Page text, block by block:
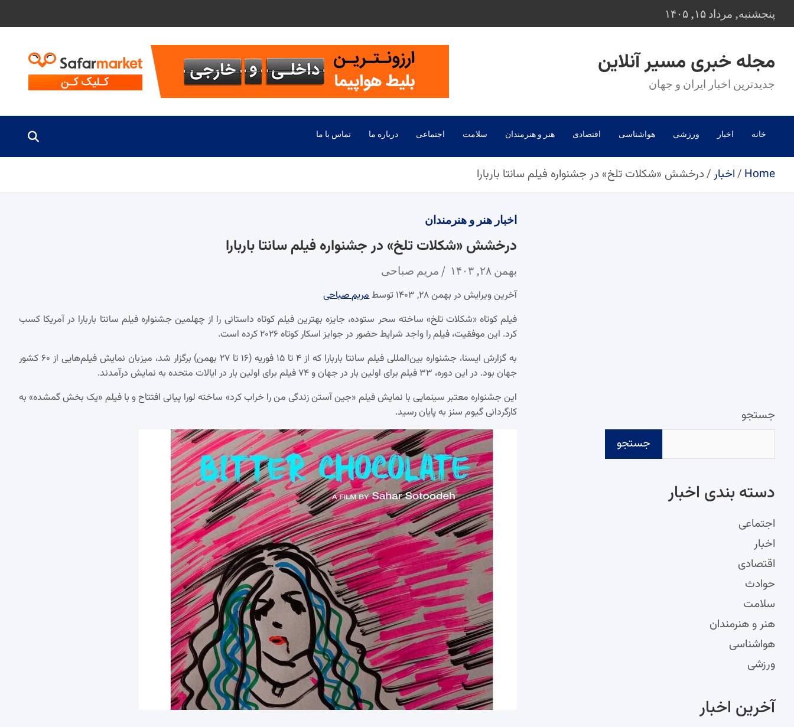
to
پنجشنبه, مرداد ۱۵, ۱۴۰۵
مجله خبری مسیر آنلاین
جدیدترین اخبار ایران و جهان
خانه اخبار ورزشی هواشناسی اقتصادی هنر و هنرمندان سلامت اجتماعی درباره ما تماس با ما
Home اخبار درخشش «شکلات تلخ» در جشنواره فیلم سانتا باربارا
اخبار هنر و هنرمندان
درخشش «شکلات تلخ» در جشنواره فیلم سانتا باربارا
بهمن ۲۸, ۱۴۰۳ مریم صباحی
آخرین ویرایش در بهمن ۲۸, ۱۴۰۳ توسط
مریم صباحی
فیلم کوتاه «شکلات تلخ» ساخته سحر ستوده، جایزه بهترین فیلم کوتاه داستانی را از چهلمین جشنواره فیلم سانتا باربارا در آمریکا کسب
کرد. این موفقیت، فیلم را واجد شرایط حضور در جوایز اسکار کوتاه ۲۰۲۶ کرده است.
به گزارش ایسنا، جشنواره بین‌المللی فیلم سانتا باربارا که از ۴ تا ۱۵ فوریه (۱۶ تا ۲۷ بهمن) برگزار شد، میزبان نمایش فیلم‌هایی از ۶۰ کشور
جهان بود. در این دوره، ۳۳ فیلم برای اولین بار در جهان و ۷۴ فیلم برای اولین بار در ایالات متحده به نمایش درآمدند.
این جشنواره معتبر سینمایی با نمایش فیلم «جین آستن زندگی من را خراب کرد» ساخته لورا پیانی افتتاح و با فیلم «یک بخش گمشده» به
کارگردانی گیوم سنز به پایان رسید.
جستجو
جستجو
دسته‌ بندی اخبار
اجتماعی
اخبار
اقتصادی
حوادث
سلامت
هنر و هنرمندان
هواشناسی
ورزشی
آخرین اخبار